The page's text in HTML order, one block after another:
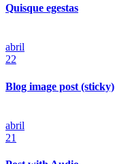
Quisque egestas
abril
22
Blog image post (sticky)
abril
21